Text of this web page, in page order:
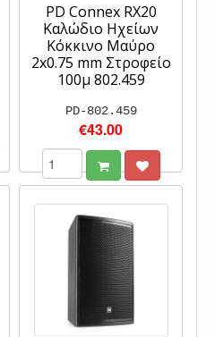
PD Connex RX20
Καλώδιο Ηχείων
Κόκκινο Μαύρο
2x0.75 mm Στροφείο
100μ 802.459
PD-802.459
€43.00